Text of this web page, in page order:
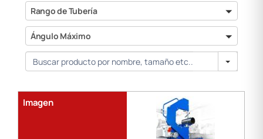
Rango
de
Tubería
Rango de Tubería
Ángulo
Máximo
Ángulo Máximo
Search
Imagen